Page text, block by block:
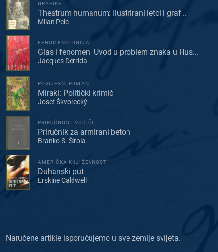
GRAFIKE
Theatrum humanum: Ilustrirani letci i graf...
Milan Pelc
FENOMENOLOGIJA
Glas i fenomen: Uvod u problem znaka u Hus...
Jacques Derrida
POVIJESNI ROMAN
Mirakl: Politički krimić
Josef Škvorecký
PRIRUČNICI I VODIČI
Priručnik za armirani beton
Branko S. Širola
AMERIČKA KNJIŽEVNOST
Duhanski put
Erskine Caldwell
Naručene artikle isporučujemo u sve zemlje svijeta.